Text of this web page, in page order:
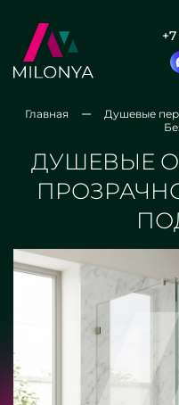
Главная Душевые
ДУШЕВЫЕ